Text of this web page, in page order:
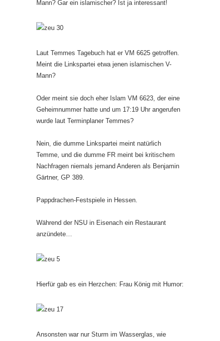
Mann? Gar ein islamischer? Ist ja interessant!
Laut Temmes Tagebuch hat er VM 6625 getroffen.
Meint die Linkspartei etwa jenen islamischen V-
Mann?
Oder meint sie doch eher Islam VM 6623, der eine
Geheimnummer hatte und um 17:19 Uhr angerufen
wurde laut Terminplaner Temmes?
Nein, die dumme Linkspartei meint natürlich
Temme, und die dumme FR meint bei kritischem
Nachfragen niemals jemand Anderen als Benjamin
Gärtner, GP 389.
Pappdrachen-Festspiele in Hessen.
Während der NSU in Eisenach ein Restaurant
anzündete…
Hierfür gab es ein Herzchen: Frau König mit Humor:
Ansonsten war nur Sturm im Wasserglas, wie